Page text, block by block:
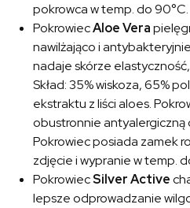
pokrowca w temp. do 90°C.
PokrowiecAloe Vera
nawilżająco i
nadaje skórze
Skład: 35% wiskoza, 65%
ekstraktu z liści aloes.
obustronnie
Pokrowiec posiada zamek
zdjęcie i wypranie w temp.
PokrowiecSilver Active
lepsze odprowadzanie